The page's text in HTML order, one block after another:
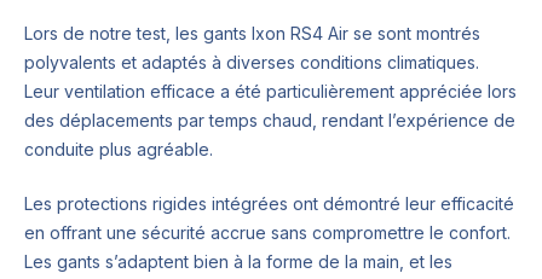
Lors de notre test, les gants Ixon RS4 Air se sont montrés
polyvalents et adaptés à diverses conditions climatiques.
Leur ventilation efficace a été particulièrement appréciée lors
des déplacements par temps chaud, rendant l’expérience de
conduite plus agréable.
Les protections rigides intégrées ont démontré leur efficacité
en offrant une sécurité accrue sans compromettre le confort.
Les gants s’adaptent bien à la forme de la main, et les